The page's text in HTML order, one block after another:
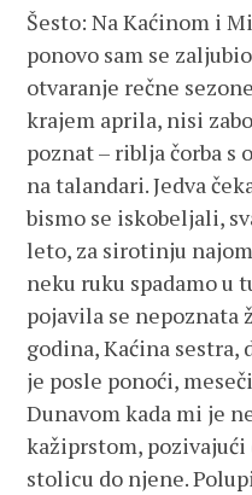
Šesto: Na Kaćinom i
ponovo sam se
otvaranje rečne
krajem aprila, nisi
poznat – riblja čorba
na talandari. Jedva
bismo se iskobeljali,
leto, za sirotinju
neku ruku spadamo u
pojavila se nepoznata
godina, Kaćina sestra,
je posle ponoći,
Dunavom kada mi je
kažiprstom, pozivajući
stolicu do njene.